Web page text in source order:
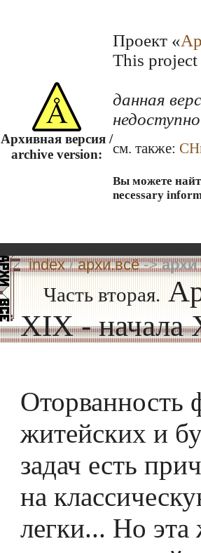
Архивная версия /
archive version:
Проект «
This
данная
см. также:
Вы можете
necessary
index / архи.всё ->архи
Часть вторая.
XIX - начала
Оторванность
житейских и
задач есть
на
легки... Но эта